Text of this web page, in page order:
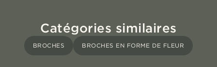
Catégories similaires
BROCHES BROCHES EN FORME DE FLEUR